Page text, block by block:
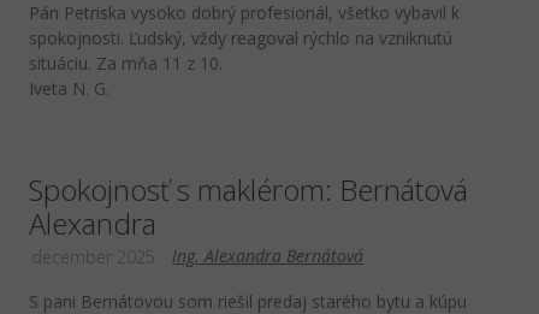
Pán Petriska vysoko dobrý profesionál, všetko vybavil k
spokojnosti. Ľudský, vždy reagoval rýchlo na vzniknutú
situáciu. Za mňa 11 z 10.
Iveta N. G.
Spokojnosť s maklérom: Bernátová
Alexandra
Ing. Alexandra Bernátová
december 2025
S pani Bernátovou som riešil predaj starého bytu a kúpu